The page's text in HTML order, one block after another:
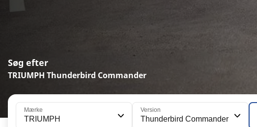
Søg efter
TRIUMPH Thunderbird Commander
Mærke
TRIUMPH
Version
Thunderbird Commander